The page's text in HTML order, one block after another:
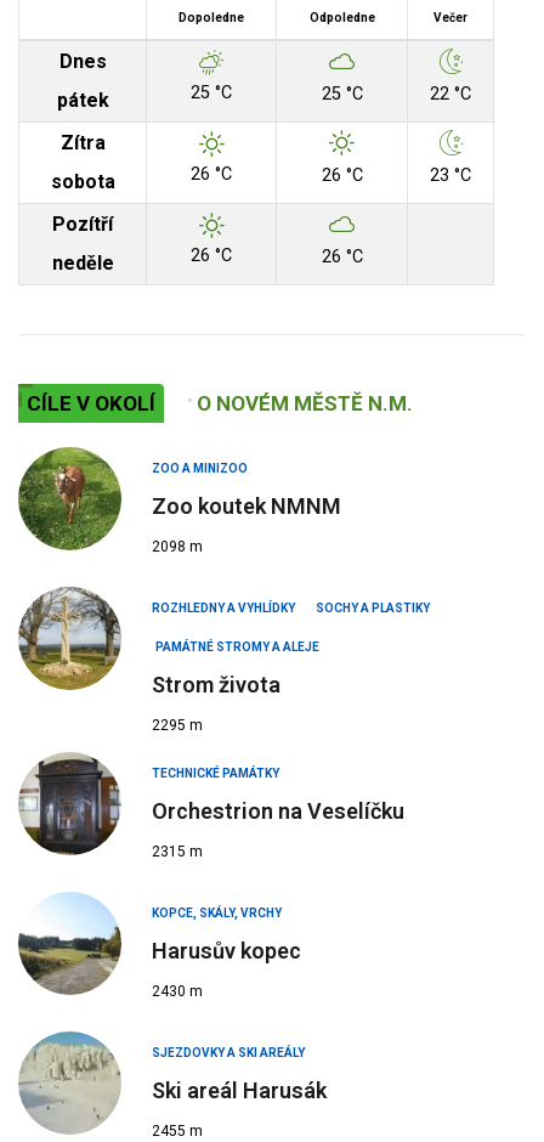
Dopoledne Odpoledne Večer
Dnes
pátek
25 °C 25 °C 22 °C
Zítra
sobota
26 °C 26 °C 23 °C
Pozítří
neděle
26 °C 26 °C
CÍLE V OKOLÍ O NOVÉM MĚSTĚ N.M.
ZOO A MINIZOO
Zoo koutek NMNM
2098 m
ROZHLEDNY A VYHLÍDKY SOCHY A PLASTIKY
PAMÁTNÉ STROMY A ALEJE
Strom života
2295 m
TECHNICKÉ PAMÁTKY
Orchestrion na Veselíčku
2315 m
KOPCE, SKÁLY, VRCHY
Harusův kopec
2430 m
SJEZDOVKY A SKI AREÁLY
Ski areál Harusák
2455 m